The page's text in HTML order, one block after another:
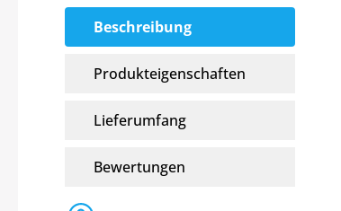
Beschreibung
Produkteigenschaften
Lieferumfang
Bewertungen